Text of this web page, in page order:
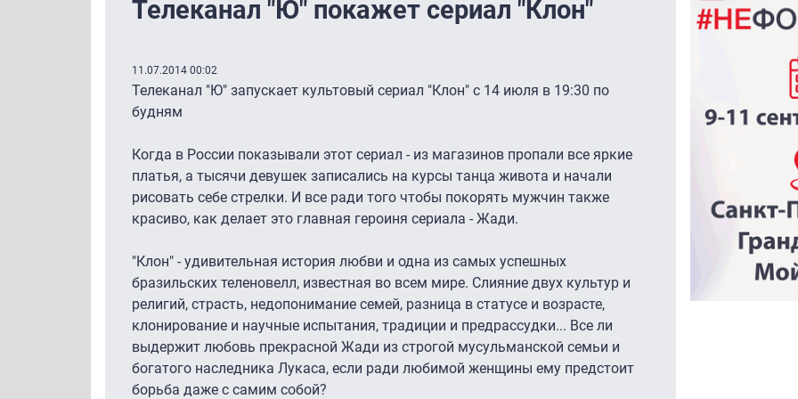
Телеканал "Ю" покажет сериал "Клон"
11.07.2014 00:02
Телеканал "Ю" запускает культовый сериал "Клон" с 14 июля в 19:30 по
будням
Когда в России показывали этот сериал - из магазинов пропали все яркие
платья, а тысячи девушек записались на курсы танца живота и начали
рисовать себе стрелки. И все ради того чтобы покорять мужчин также
красиво, как делает это главная героиня сериала - Жади.
"Клон" - удивительная история любви и одна из самых успешных
бразильских теленовелл, известная во всем мире. Слияние двух культур и
религий, страсть, недопонимание семей, разница в статусе и возрасте,
клонирование и научные испытания, традиции и предрассудки... Все ли
выдержит любовь прекрасной Жади из строгой мусульманской семьи и
богатого наследника Лукаса, если ради любимой женщины ему предстоит
борьба даже с самим собой?